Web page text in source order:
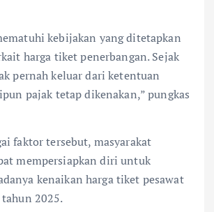
kebijakan yang ditetapkan
harga tiket penerbangan. Sejak
pernah keluar dari ketentuan
pajak tetap dikenakan,” pungkas
faktor tersebut, masyarakat
mempersiapkan diri untuk
kenaikan harga tiket pesawat
2025.